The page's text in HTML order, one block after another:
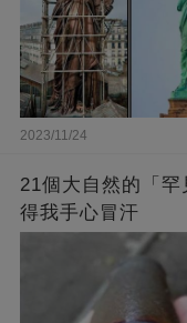
2023/11/24
21個大自然的「
得我手心冒汗